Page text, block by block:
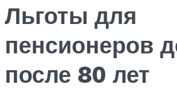
Льготы для
пенсионеров
после 80 лет